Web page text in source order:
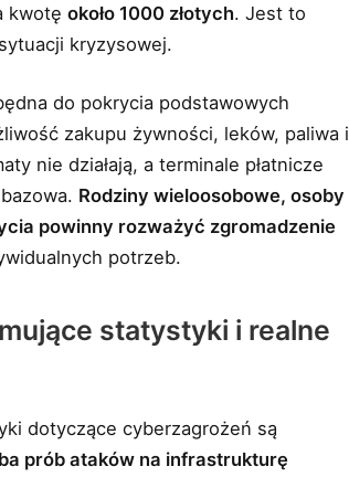
kwotęokoło 1000 złotych. Jest to
kryzysowej.
do pokrycia podstawowych
zakupu żywności, leków, paliwa i
nie działają, a terminale płatnicze
Rodziny wieloosobowe, osoby
powinny rozważyć zgromadzenie
potrzeb.
statystyki i realne
dotyczące cyberzagrożeń są
prób ataków na infrastrukturę